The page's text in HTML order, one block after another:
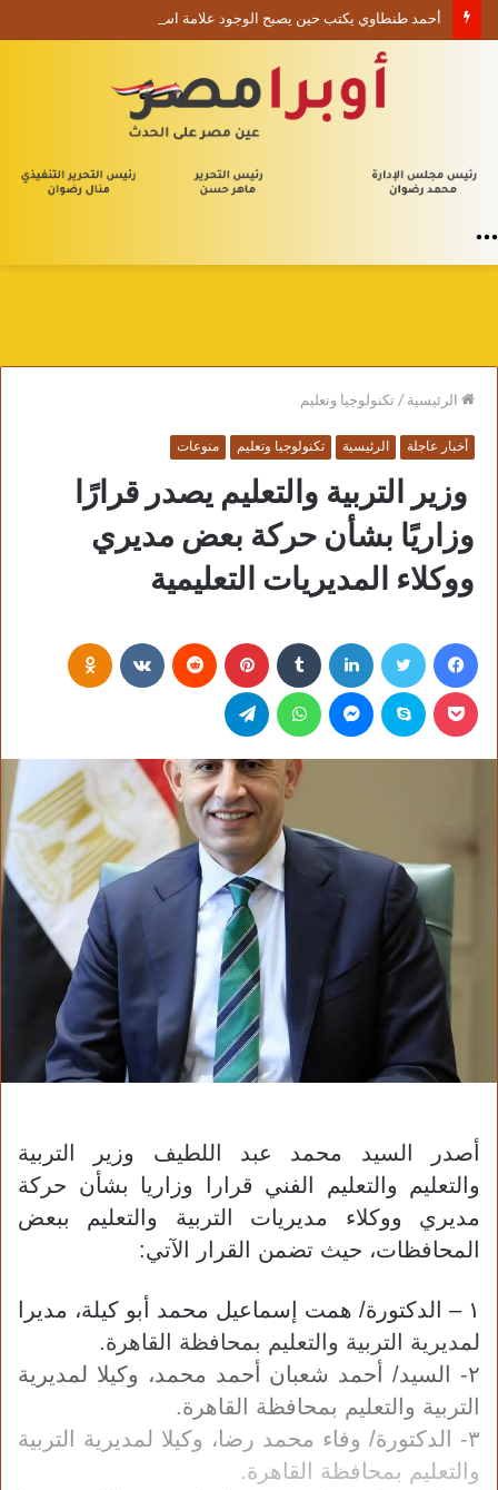
أحمد طنطاوي يكتب حين يصبح الوجود علامة استفهام
الرئيسية/تكنولوجيا وتعليم
أخبار عاجلة الرئيسية تكنولوجيا وتعليم منوعات
وزير التربية والتعليم يصدر قرارًا
وزاريًا بشأن حركة بعض مديري
ووكلاء المديريات التعليمية
أصدر السيد محمد عبد اللطيف وزير التربية
والتعليم والتعليم الفني قرارا وزاريا بشأن حركة
مديري ووكلاء مديريات التربية والتعليم ببعض
المحافظات، حيث تضمن القرار الآتي:
١ – الدكتورة/ همت إسماعيل محمد أبو كيلة، مديرا
لمديرية التربية والتعليم بمحافظة القاهرة.
٢- السيد/ أحمد شعبان أحمد محمد، وكيلا لمديرية
التربية والتعليم بمحافظة القاهرة.
٣- الدكتورة/ وفاء محمد رضا، وكيلا لمديرية التربية
والتعليم بمحافظة القاهرة.